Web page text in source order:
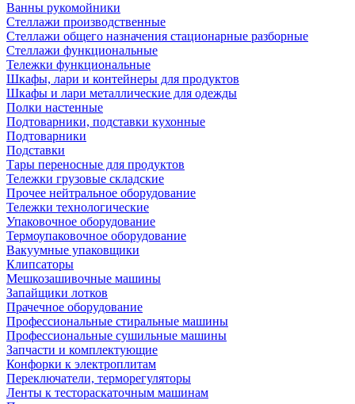
Ванны рукомойники
Стеллажи производственные
Стеллажи общего назначения стационарные разборные
Стеллажи функциональные
Тележки функциональные
Шкафы, лари и контейнеры для продуктов
Шкафы и лари металлические для одежды
Полки настенные
Подтоварники, подставки кухонные
Подтоварники
Подставки
Тары переносные для продуктов
Тележки грузовые складские
Прочее нейтральное оборудование
Тележки технологические
Упаковочное оборудование
Термоупаковочное оборудование
Вакуумные упаковщики
Клипсаторы
Мешкозашивочные машины
Запайщики лотков
Прачечное оборудование
Профессиональные стиральные машины
Профессиональные сушильные машины
Запчасти и комплектующие
Конфорки к электроплитам
Переключатели, терморегуляторы
Ленты к тестораскаточным машинам